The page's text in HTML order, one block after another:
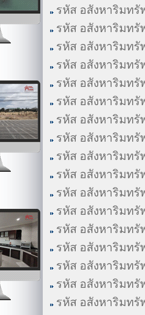
รหัส อสังหาริมทรั
รหัส อสังหาริมทรั
รหัส อสังหาริมทรั
รหัส อสังหาริมทรั
รหัส อสังหาริมทรั
รหัส อสังหาริมทรั
รหัส อสังหาริมทรั
รหัส อสังหาริมทรั
รหัส อสังหาริมทรั
รหัส อสังหาริมทรั
รหัส อสังหาริมทรั
รหัส อสังหาริมทรั
รหัส อสังหาริมทรั
รหัส อสังหาริมทรั
รหัส อสังหาริมทรั
รหัส อสังหาริมทรั
รหัส อสังหาริมทรั